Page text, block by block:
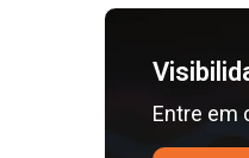
Entre em